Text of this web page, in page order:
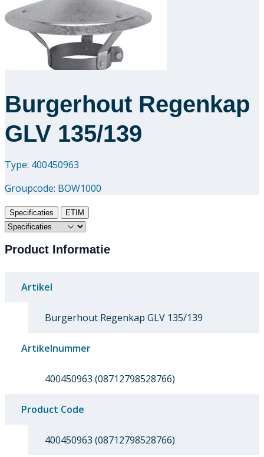
Academy
Over ons
Burgerhout Regenkap
GLV 135/139
Type: 400450963
Groupcode: BOW1000
Specificaties ETIM
Product Informatie
Artikel
Burgerhout Regenkap GLV 135/139
Artikelnummer
400450963 (08712798528766)
Product Code
400450963 (08712798528766)